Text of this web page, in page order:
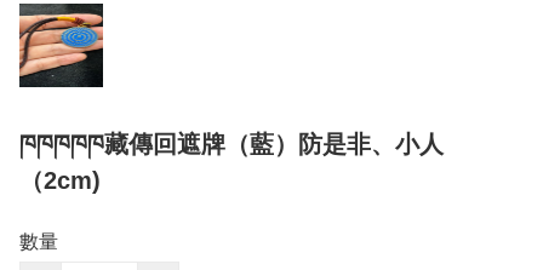
ཁཁཁཁཁ藏傳回遮牌（藍）防是非、小人
（2cm)
數量